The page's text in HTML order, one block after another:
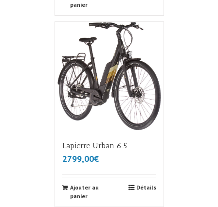
panier
Lapierre Urban 6.5
2799,00€
Ajouter au
panier
Détails